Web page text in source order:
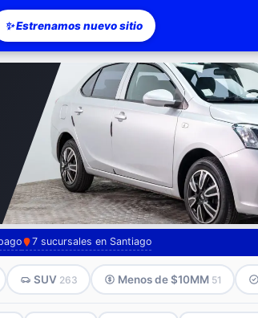
✨ Estrenamos nuevo sitio
Carrasco
7 sucursales en Santiago
SUV 263 Menos de $10MM 51